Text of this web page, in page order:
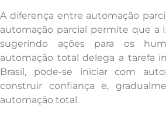
A diferença entre automação
automação parcial permite que a
sugerindo ações para os
automação total delega a tarefa
Brasil, pode-se iniciar com
construir confiança e,
automação total.